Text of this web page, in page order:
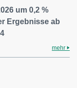
um 0,2 %
Ergebnisse ab
mehr